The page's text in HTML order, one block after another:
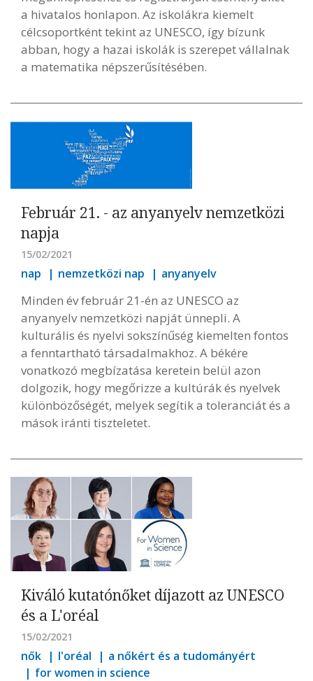
a hivatalos honlapon. Az iskolákra kiemelt
célcsoportként tekint az UNESCO, így bízunk
abban, hogy a hazai iskolák is szerepet vállalnak
a matematika népszerűsítésében.
Február 21. - az anyanyelv nemzetközi
napja
15/02/2021
nap nemzetközi nap anyanyelv
Minden év február 21-én az UNESCO az
anyanyelv nemzetközi napját ünnepli. A
kulturális és nyelvi sokszínűség kiemelten fontos
a fenntartható társadalmakhoz. A békére
vonatkozó megbízatása keretein belül azon
dolgozik, hogy megőrizze a kultúrák és nyelvek
különbözőségét, melyek segítik a toleranciát és a
mások iránti tiszteletet.
Kiváló kutatónőket díjazott az UNESCO
és a L'oréal
15/02/2021
nők l'oréal
a nőkért és a tudományért
for women in science